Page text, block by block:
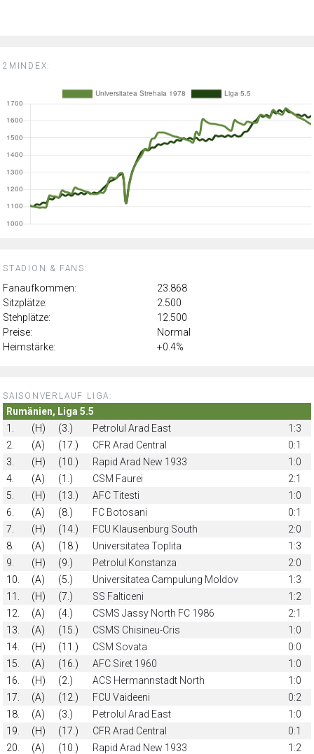
2MINDEX:
STADION & FANS:
Fanaufkommen:
23.868
Sitzplätze:
2.500
Stehplätze:
12.500
Preise:
Normal
Heimstärke:
+0.4%
SAISONVERLAUF LIGA:
Rumänien, Liga 5.5
1.
(H) (3.) Petrolul Arad East
1:3
2.
(A) (17.) CFR Arad Central
0:1
3.
(H) (10.) Rapid Arad New 1933
1:0
4.
(A) (1.) CSM Faurei
2:1
5.
(H) (13.) AFC Titesti
1:0
6.
(A) (8.) FC Botosani
0:1
7.
(H) (14.) FCU Klausenburg South
2:0
8.
(A) (18.) Universitatea Toplita
1:3
9.
(H) (9.) Petrolul Konstanza
2:0
10.
(A) (5.) Universitatea Campulung Moldov
1:3
11.
(H) (7.) SS Falticeni
1:2
12.
(A) (4.) CSMS Jassy North FC 1986
2:1
13.
(A) (15.) CSMS Chisineu-Cris
1:0
14.
(H) (11.) CSM Sovata
0:0
15.
(A) (16.) AFC Siret 1960
1:0
16.
(H) (2.) ACS Hermannstadt North
1:0
17.
(A) (12.) FCU Vaideeni
0:2
18.
(A) (3.) Petrolul Arad East
1:0
19.
(H) (17.) CFR Arad Central
0:1
20.
(A) (10.) Rapid Arad New 1933
1:2